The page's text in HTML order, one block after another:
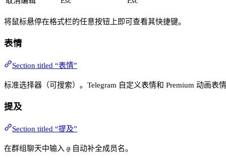
将鼠标悬停在格式栏的任意按钮上即可查看其快捷键。
表情
Section titled “表情”
标准选择器（可搜索）。Telegram 自定义表情和 Premium 动画表
提及
Section titled “提及”
在群组聊天中输入 @ 自动补全成员名。